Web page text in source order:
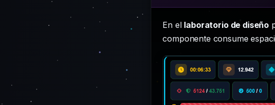
En el laboratorio de diseño
componente consume